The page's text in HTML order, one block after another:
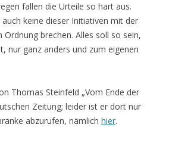
fallen die Urteile so hart aus.
keine dieser Initiativen mit der
Ordnung brechen. Alles soll so sein,
nur ganz anders und zum eigenen
Thomas Steinfeld „Vom Ende der
Zeitung; leider ist er dort nur
abzurufen, nämlich hier.